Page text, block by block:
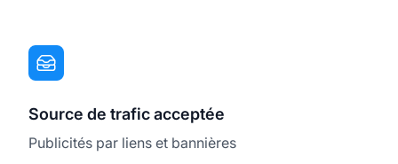
Source de trafic acceptée
Publicités par liens et bannières